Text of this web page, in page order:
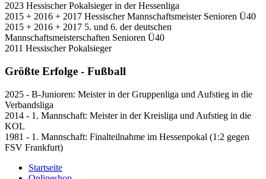
2023 Hessischer Pokalsieger in der Hessenliga
2015 + 2016 + 2017 Hessischer Mannschaftsmeister Senioren Ü40
2015 + 2016 + 2017 5. und 6. der deutschen
Mannschaftsmeisterschaften Senioren Ü40
2011 Hessischer Pokalsieger
Größte Erfolge - Fußball
2025 - B-Junioren: Meister in der Gruppenliga und Aufstieg in die
Verbandsliga
2014 - 1. Mannschaft: Meister in der Kreisliga und Aufstieg in die
KOL
1981 - 1. Mannschaft: Finalteilnahme im Hessenpokal (1:2 gegen
FSV Frankfurt)
Startseite